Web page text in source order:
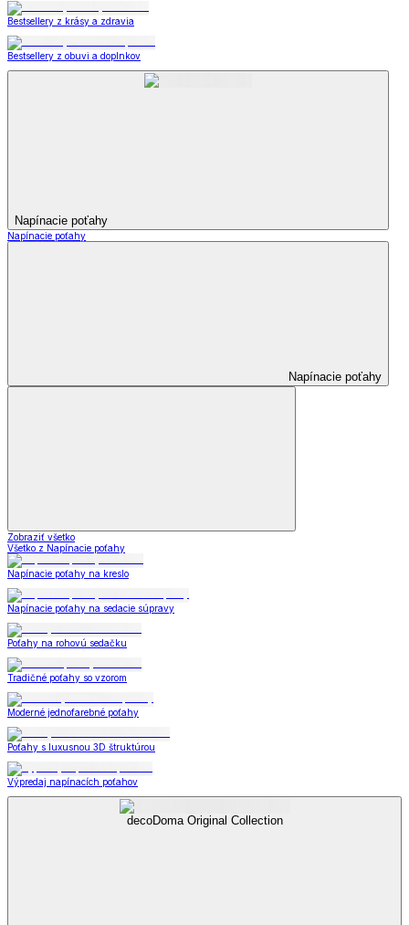
Bestsellery z krásy a zdravia
Bestsellery z obuvi a doplnkov
Napínacie poťahy
Napínacie poťahy
Napínacie poťahy
Zobraziť všetko
Všetko z Napínacie poťahy
Napínacie poťahy na kreslo
Napínacie poťahy na sedacie súpravy
Poťahy na rohovú sedačku
Tradičné poťahy so vzorom
Moderné jednofarebné poťahy
Poťahy s luxusnou 3D štruktúrou
Výpredaj napínacích poťahov
decoDoma Original Collection